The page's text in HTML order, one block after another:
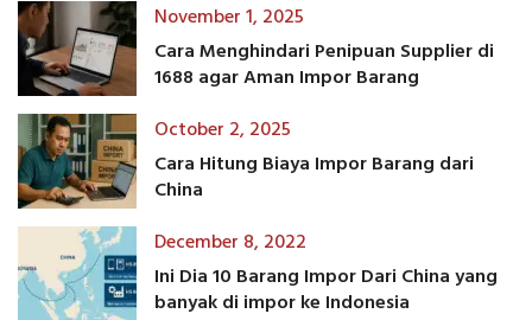
November 1, 2025
Cara Menghindari Penipuan Supplier di
1688 agar Aman Impor Barang
October 2, 2025
Cara Hitung Biaya Impor Barang dari
China
December 8, 2022
Ini Dia 10 Barang Impor Dari China yang
banyak di impor ke Indonesia